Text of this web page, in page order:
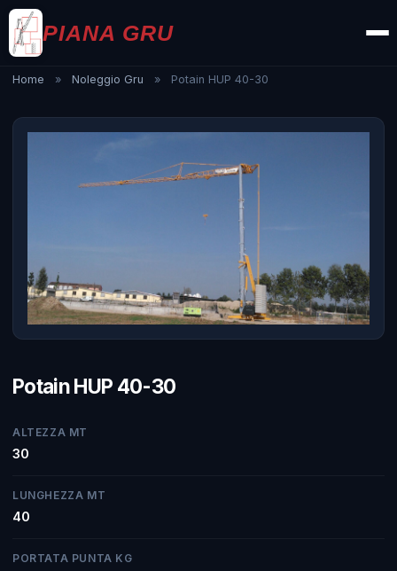
PIANA GRU
Home » Noleggio Gru » Potain HUP 40-30
Potain HUP 40-30
ALTEZZA MT
30
LUNGHEZZA MT
40
PORTATA PUNTA KG